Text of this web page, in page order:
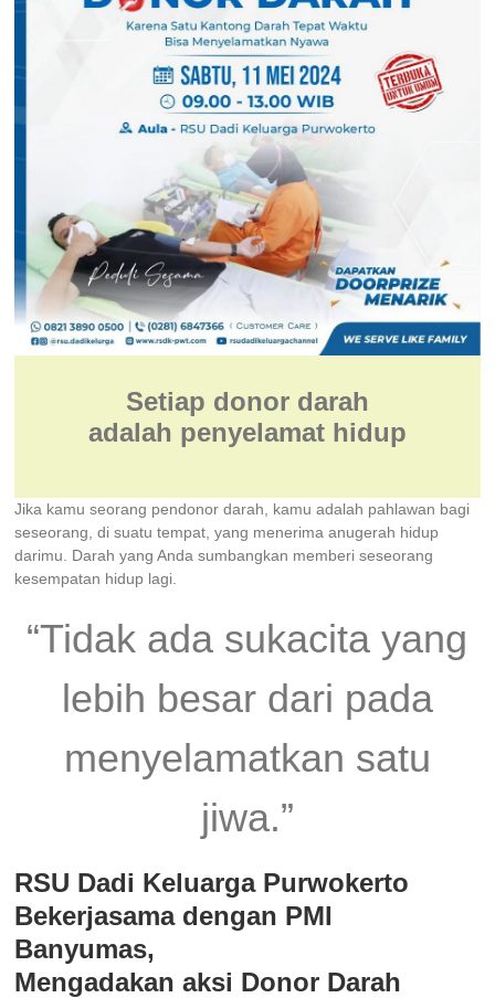
Setiap donor darah
adalah penyelamat hidup
Jika kamu seorang pendonor darah, kamu adalah pahlawan bagi
seseorang, di suatu tempat, yang menerima anugerah hidup
darimu. Darah yang Anda sumbangkan memberi seseorang
kesempatan hidup lagi.
“Tidak ada sukacita yang
lebih besar dari pada
menyelamatkan satu
jiwa.”
RSU Dadi Keluarga Purwokerto
Bekerjasama dengan PMI
Banyumas,
Mengadakan aksi Donor Darah